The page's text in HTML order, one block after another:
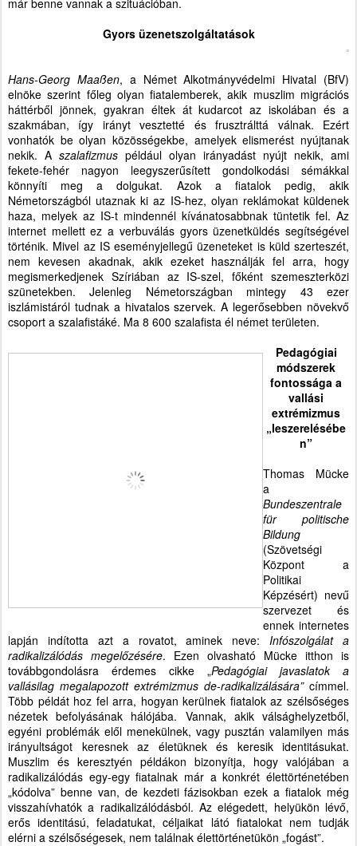
már benne vannak a szituációban.
Gyors üzenetszolgáltatások
Hans-Georg Maaßen, a Német Alkotmányvédelmi Hivatal (BfV)
elnöke szerint főleg olyan fiatalemberek, akik muszlim migrációs
háttérből jönnek, gyakran éltek át kudarcot az iskolában és a
szakmában, így irányt vesztetté és frusztrálttá válnak. Ezért
vonhatók be olyan közösségekbe, amelyek elismerést nyújtanak
nekik. A szalafizmus például olyan irányadást nyújt nekik, ami
fekete-fehér nagyon leegyszerűsített gondolkodási sémákkal
könnyíti meg a dolgukat. Azok a fiatalok pedig, akik
Németországból utaznak ki az IS-hez, olyan reklámokat küldenek
haza, melyek az IS-t mindennél kívánatosabbnak tüntetik fel. Az
internet mellett ez a verbuválás gyors üzenetküldés segítségével
történik. Mivel az IS eseményjellegű üzeneteket is küld szerteszét,
nem kevesen akadnak, akik ezeket használják fel arra, hogy
megismerkedjenek Szíriában az IS-szel, főként szemeszterközi
szünetekben. Jelenleg Németországban mintegy 43 ezer
iszlámistáról tudnak a hivatalos szervek. A legerősebben növekvő
csoport a szalafistáké. Ma 8 600 szalafista él német területen.
Pedagógiai
módszerek
fontossága a
vallási
extrémizmus
„leszerelésébe
n”
Thomas Mücke
a
Bundeszentrale
für politische
Bildung
(Szövetségi
Központ a
Politikai
Képzésért) nevű
szervezet és
ennek internetes
lapján indította azt a rovatot, aminek neve:Infószolgálat a
radikalizálódás megelőzésére. Ezen olvasható Mücke itthon is
továbbgondolásra érdemes cikke „Pedagógiai javaslatok a
vallásilag megalapozott extrémizmus de-radikalizálására”címmel.
Több példát hoz fel arra, hogyan kerülnek fiatalok az szélsőséges
nézetek befolyásának hálójába. Vannak, akik válsághelyzetből,
egyéni problémák elől menekülnek, vagy pusztán valamilyen más
irányultságot keresnek az életüknek és keresik identitásukat.
Muszlim és keresztyén példákon bizonyítja, hogy valójában a
radikalizálódás egy-egy fiatalnak már a konkrét élettörténetében
„kódolva” benne van, de kezdeti fázisokban ezek a fiatalok még
visszahívhatók a radikalizálódásból. Az elégedett, helyükön lévő,
erős identitású, feladatukat, céljaikat látó fiatalokat nem tudják
elérni a szélsőségesek, nem találnak élettörténetükön „fogást”.